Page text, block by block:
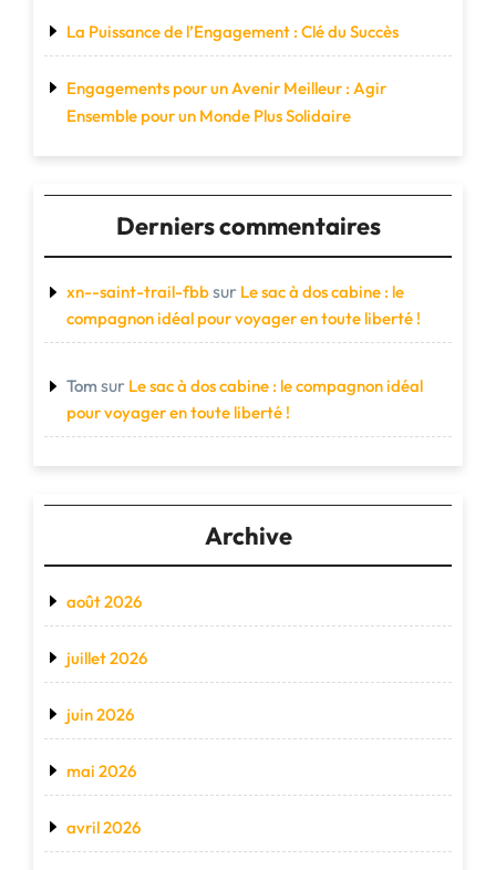
La Puissance de l’Engagement : Clé du Succès
Engagements pour un Avenir Meilleur : Agir
Ensemble pour un Monde Plus Solidaire
Derniers commentaires
xn--saint-trail-fbbsur Le sac à dos cabine : le
compagnon idéal pour voyager en toute liberté !
Tom sur Le sac à dos cabine : le compagnon idéal
pour voyager en toute liberté !
Archive
août 2026
juillet 2026
juin 2026
mai 2026
avril 2026